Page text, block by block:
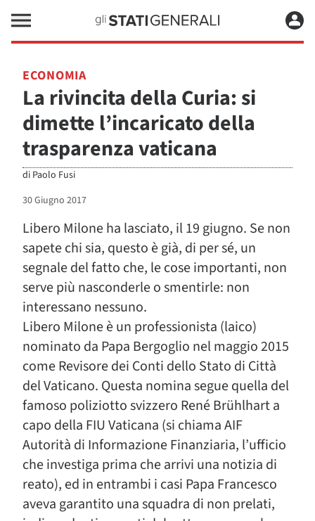
ECONOMIA
La rivincita della Curia: si
dimette l’incaricato della
trasparenza vaticana
di Paolo Fusi
30 Giugno 2017
Libero Milone ha lasciato, il 19 giugno. Se non
sapete chi sia, questo è già, di per sé, un
segnale del fatto che, le cose importanti, non
serve più nasconderle o smentirle: non
interessano nessuno.
Libero Milone è un professionista (laico)
nominato da Papa Bergoglio nel maggio 2015
come Revisore dei Conti dello Stato di Città
del Vaticano. Questa nomina segue quella del
famoso poliziotto svizzero René Brühlhart a
capo della FIU Vaticana (si chiama AIF
Autorità di Informazione Finanziaria, l’ufficio
che investiga prima che arrivi una notizia di
reato), ed in entrambi i casi Papa Francesco
aveva garantito una squadra di non prelati,